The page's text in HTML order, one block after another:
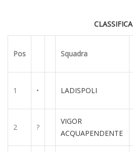
CLASSIFICA
Pos Squadra
1 • LADISPOLI
2 ?
VIGOR
ACQUAPENDENTE